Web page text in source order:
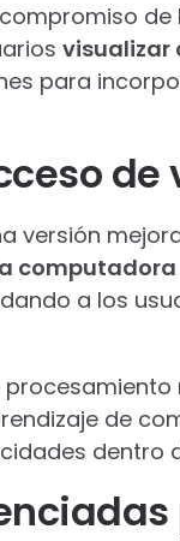
visualizar
para
de
versión
a los
de
dentro